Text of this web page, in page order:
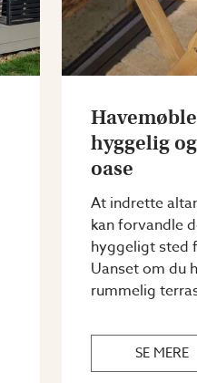
hyggelig
oase
At indrette
kan forvandle
hyggeligt sted
Uanset om du
rummelig
SE MERE